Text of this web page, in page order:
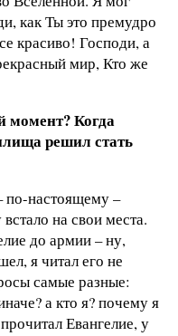
как Ты это премудро
красиво! Господи, а
мир, Кто же
момент? Когда
решил стать
по-настоящему –
на свои места.
до армии – ну,
я читал его не
самые разные:
а кто я? почему я
Евангелие, у